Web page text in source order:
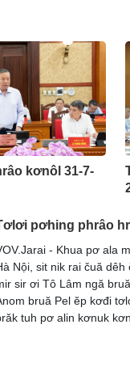
kơnôl 31-7-
pơhing phrâo
- Khua pơ ala
Nội, sit nik rai čuă
sir ơi Tô Lâm ngă
bruă Pel ĕp kơđi
tuh pơ alin kơnuk